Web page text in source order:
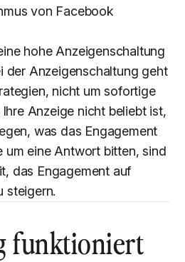
von Facebook
hohe Anzeigenschaltung
der Anzeigenschaltung geht
nicht um sofortige
Anzeige nicht beliebt ist,
was das Engagement
um eine Antwort bitten, sind
das Engagement auf
steigern.
funktioniert